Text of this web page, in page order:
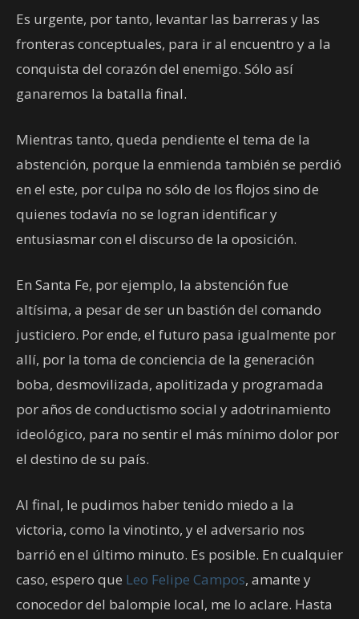
Es urgente, por tanto, levantar las barreras y las
fronteras conceptuales, para ir al encuentro y a la
conquista del corazón del enemigo. Sólo así
ganaremos la batalla final.
Mientras tanto, queda pendiente el tema de la
abstención, porque la enmienda también se perdió
en el este, por culpa no sólo de los flojos sino de
quienes todavía no se logran identificar y
entusiasmar con el discurso de la oposición.
En Santa Fe, por ejemplo, la abstención fue
altísima, a pesar de ser un bastión del comando
justiciero. Por ende, el futuro pasa igualmente por
allí, por la toma de conciencia de la generación
boba, desmovilizada, apolitizada y programada
por años de conductismo social y adotrinamiento
ideológico, para no sentir el más mínimo dolor por
el destino de su país.
Al final, le pudimos haber tenido miedo a la
victoria, como la vinotinto, y el adversario nos
barrió en el último minuto. Es posible. En cualquier
caso, espero que Leo Felipe Campos, amante y
conocedor del balompie local, me lo aclare. Hasta